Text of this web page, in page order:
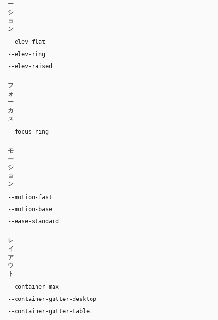
ー
シ
ョ
ン
--elev-flat
--elev-ring
--elev-raised
フ
ォ
ー
カ
ス
--focus-ring
モ
ー
シ
ョ
ン
--motion-fast
--motion-base
--ease-standard
レ
イ
ア
ウ
ト
--container-max
--container-gutter-desktop
--container-gutter-tablet